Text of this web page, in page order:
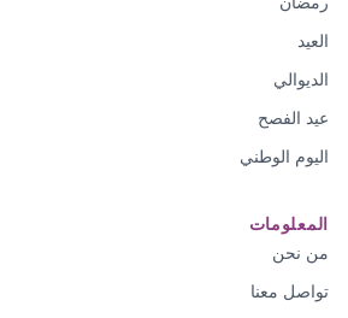
العيد
الديوالي
عيد الفصح
اليوم الوطني
المعلومات
من نحن
تواصل معنا